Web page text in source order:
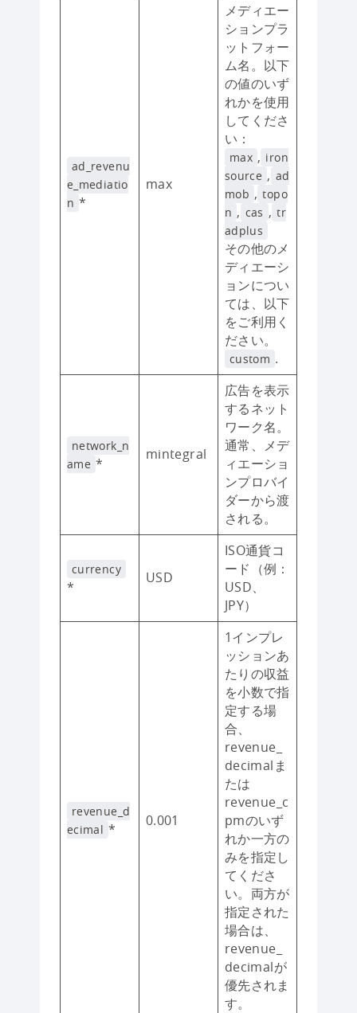
ad_revenu
e_mediatio
n *
max
メディエー
ションプラ
ットフォー
ム名。以下
の値のいず
れかを使用
してくださ
い：
max , iron
source , ad
mob , topo
n , cas , tr
adplus
その他のメ
ディエーシ
ョンについ
ては、以下
をご利用く
ださい。
custom .
network_n
ame *
mintegral
広告を表示
するネット
ワーク名。
通常、メデ
ィエーショ
ンプロバイ
ダーから渡
される。
currency
*
USD
ISO通貨コ
ード（例：
USD、
JPY）
revenue_d
ecimal * 0.001
1インプレ
ッションあ
たりの収益
を小数で指
定する場
合、
revenue_
decimalま
たは
revenue_c
pmのいず
れか一方の
みを指定し
てくださ
い。両方が
指定された
場合は、
revenue_
decimalが
優先されま
す。